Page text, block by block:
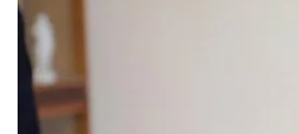
Об этом рассказала подруга
Ольга Твердохлебова
разведчицей в составе
подделала свои документы,
интервью
«Укринформу»